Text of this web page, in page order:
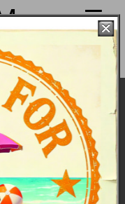
- Bike &